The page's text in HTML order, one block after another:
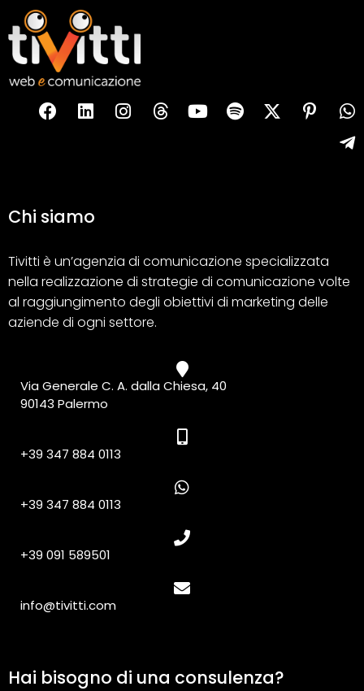
Chi siamo
Tivitti è un’agenzia di comunicazione specializzata
nella realizzazione di strategie di comunicazione volte
al raggiungimento degli obiettivi di marketing delle
aziende di ogni settore.
Via Generale C. A. dalla Chiesa, 40
90143 Palermo
+39 347 884 0113
+39 347 884 0113
+39 091 589501
info@tivitti.com
Hai bisogno di una consulenza?